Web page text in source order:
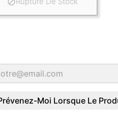

Moi Lorsque Le